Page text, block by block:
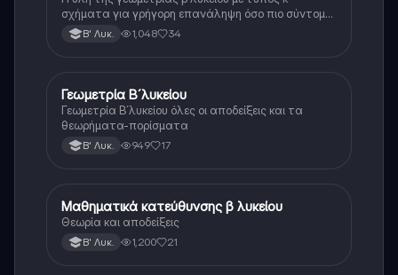
σχήματα για γρήγορη επανάληψη όσο πιο σύντομα
γίνεταιΒ' Λυκ. 1,048 34
Μαθηματικά
Γεωμετρία Β´λυκείου
Γεωμετρία Β´λυκείου όλες οι αποδείξεις και τα
θεωρήματα-πορίσματα
Β' Λυκ. 949 17
Μαθηματικά
Μαθηματικά κατεύθυνσης β λυκείου
Θεωρία και αποδείξεις
Β' Λυκ. 1,200 21